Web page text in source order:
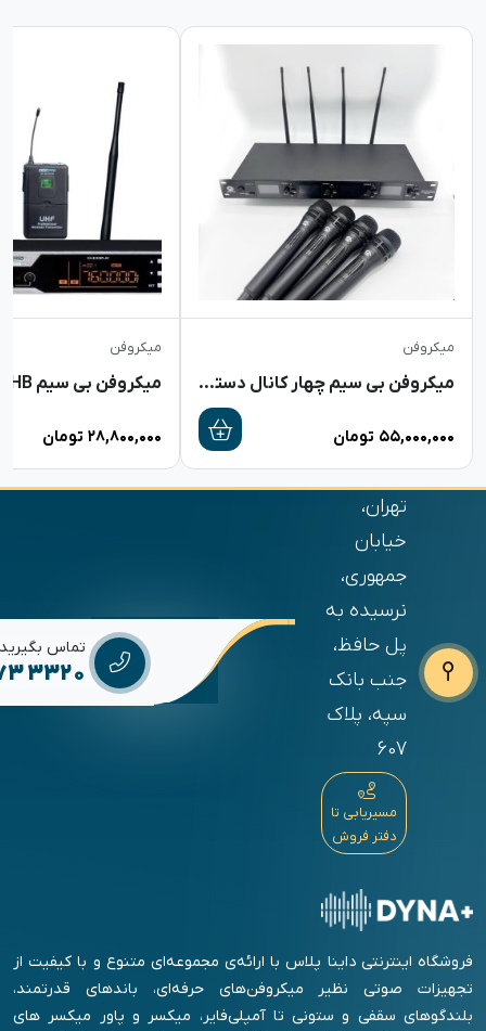
میکروفن
میکروفن بی سیم چهار کانال دستی جاسکو 4006
۵۵,۰۰۰,۰۰۰ تومان
میکروفن
۲۸,۸۰۰,۰۰۰ تومان
تهران،
خیابان
جمهوری،
نرسیده به
پل حافظ،
جنب بانک
سپه، پلاک
607
مسیریابی تا
دفتر فروش
تماس بگیرید
3320
فروشگاه اینترنتی داینا پلاس با ارائه‌ی مجموعه‌ای متنوع و با کیفیت از
تجهیزات صوتی نظیر میکروفن‌های حرفه‌ای، باندهای قدرتمند،
بلندگوهای سقفی و ستونی تا آمپلی‌فایر، میکسر و پاور میکسر های